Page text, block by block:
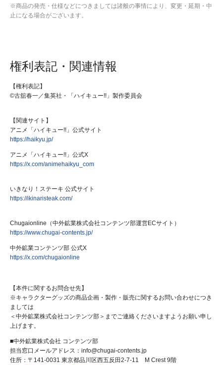
※商品の発売・仕様などにつきましては諸般の事情により、変更・延期・中
止になる場合がございます。
権利表記・関連情報
【権利表記】
©古舘春一／集英社・「ハイキュー!!」製作委員会
【関連サイト】
アニメ「ハイキュー!!」公式サイト
https://haikyu.jp/
アニメ「ハイキュー!!」公式X
https://x.com/animehaikyu_com
いきなり！ステーキ 公式サイト
https://ikinaristeak.com/
Chugaionline（中外鉱業株式会社コンテンツ部運営ECサイト）
https://www.chugai-contents.jp/
中外鉱業コンテンツ部 公式X
https://x.com/chugaionline
【本件に関するお問合せ先】
※キャラクターグッズの商品企画・製作・販売に関するお問い合わせにつき
ましては
＜中外鉱業株式会社コンテンツ部＞までご連絡くださいますようお願い申し
上げます。
■中外鉱業株式会社 コンテンツ部
担当窓口メールアドレス：info@chugai-contents.jp
住所：〒141-0031 東京都品川区西五反田2-7-11 M Crest 9階